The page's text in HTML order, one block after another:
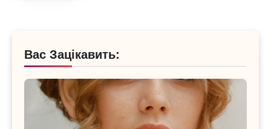
Вас Зацікавить: